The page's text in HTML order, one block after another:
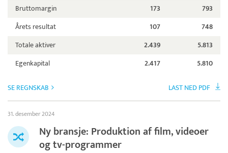
Bruttomargin 173
793
Årets resultat
107
748
Totale aktiver
2.439
5.813
Egenkapital
2.417 5.810
SE REGNSKAB LAST NED PDF
31. desember 2024
Ny bransje: Produktion af film, videoer
og tv-programmer